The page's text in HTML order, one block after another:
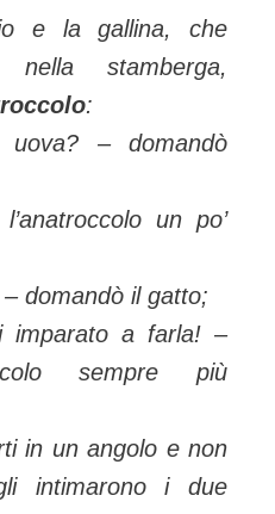
e la gallina, che
nella stamberga,
:
– domandò
un po’
domandò il gatto;
a farla! –
sempre più
in un angolo e non
intimarono i due